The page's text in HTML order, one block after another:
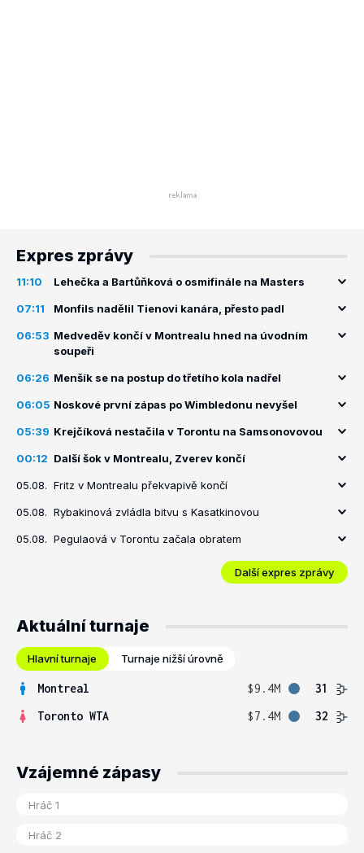
Expres zprávy
11:10 Lehečka a Bartůňková o osmifinále na Masters
07:11 Monfils nadělil Tienovi kanára, přesto padl
06:53 Medveděv končí v Montrealu hned na úvodním
soupeři
06:26 Menšík se na postup do třetího kola nadřel
06:05 Noskové první zápas po Wimbledonu nevyšel
05:39 Krejčíková nestačila v Torontu na Samsonovovou
00:12 Další šok v Montrealu, Zverev končí
05.08. Fritz v Montrealu překvapivě končí
05.08. Rybakinová zvládla bitvu s Kasatkinovou
05.08. Pegulaová v Torontu začala obratem
Další expres zprávy
Aktuální turnaje
Hlavní turnaje Turnaje nižší úrovně
Montreal $9.4M
31
Toronto WTA
$7.4M 32
Vzájemné zápasy